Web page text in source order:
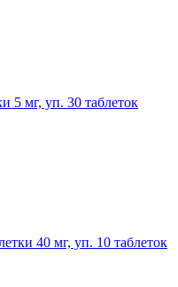
5 мг, уп. 30 таблеток
40 мг, уп. 10 таблеток